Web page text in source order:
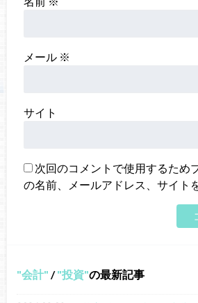
メール ※
サイト
次回のコメントで使用するため
の名前、メールアドレス、サイト
会計 / 投資 の最新記事